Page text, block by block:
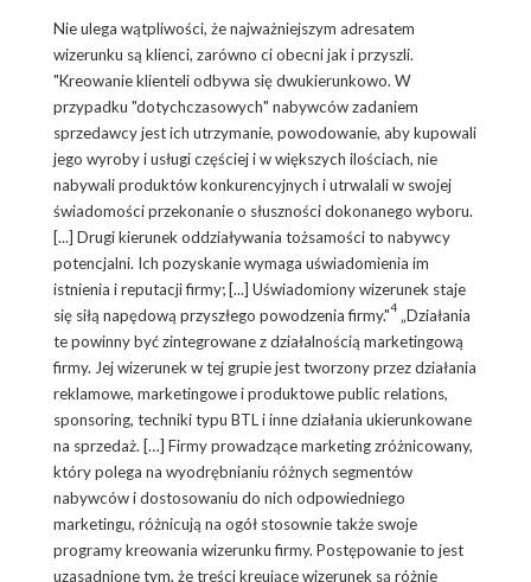
Nie ulega wątpliwości, że najważniejszym adresatem
wizerunku są klienci, zarówno ci obecni jak i przyszli.
"Kreowanie klienteli odbywa się dwukierunkowo. W
przypadku "dotychczasowych" nabywców zadaniem
sprzedawcy jest ich utrzymanie, powodowanie, aby kupowali
jego wyroby i usługi częściej i w większych ilościach, nie
nabywali produktów konkurencyjnych i utrwalali w swojej
świadomości przekonanie o słuszności dokonanego wyboru.
[...] Drugi kierunek oddziaływania tożsamości to nabywcy
potencjalni. Ich pozyskanie wymaga uświadomienia im
istnienia i reputacji firmy; [...] Uświadomiony wizerunek staje
się siłą napędową przyszłego powodzenia firmy."4„Działania
te powinny być zintegrowane z działalnością marketingową
firmy. Jej wizerunek w tej grupie jest tworzony przez działania
reklamowe, marketingowe i produktowe public relations,
sponsoring, techniki typu BTL i inne działania ukierunkowane
na sprzedaż. […] Firmy prowadzące marketing zróżnicowany,
który polega na wyodrębnianiu różnych segmentów
nabywców i dostosowaniu do nich odpowiedniego
marketingu, różnicują na ogół stosownie także swoje
programy kreowania wizerunku firmy. Postępowanie to jest
uzasadnione tym, że treści kreujące wizerunek są różnie